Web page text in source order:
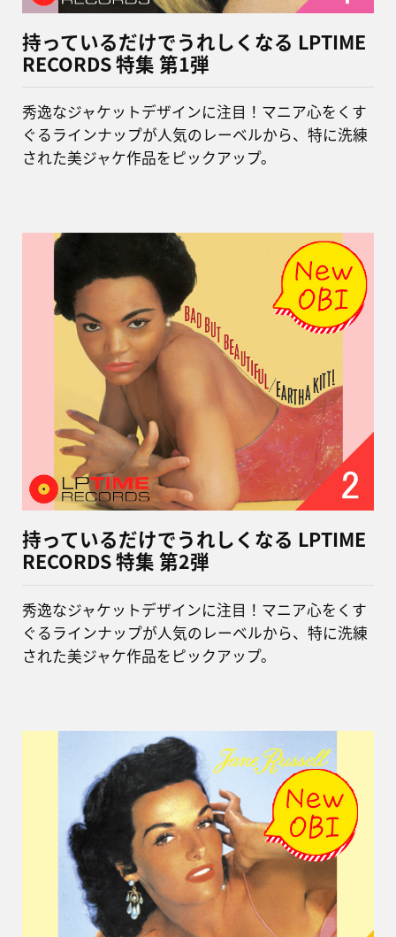
持っているだけでうれしくなる LPTIME
RECORDS 特集 第1弾
秀逸なジャケットデザインに注目！マニア心をくす
ぐるラインナップが人気のレーベルから、特に洗練
された美ジャケ作品をピックアップ。
持っているだけでうれしくなる LPTIME
RECORDS 特集 第2弾
秀逸なジャケットデザインに注目！マニア心をくす
ぐるラインナップが人気のレーベルから、特に洗練
された美ジャケ作品をピックアップ。